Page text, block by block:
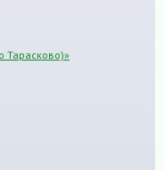
Тарасково)»